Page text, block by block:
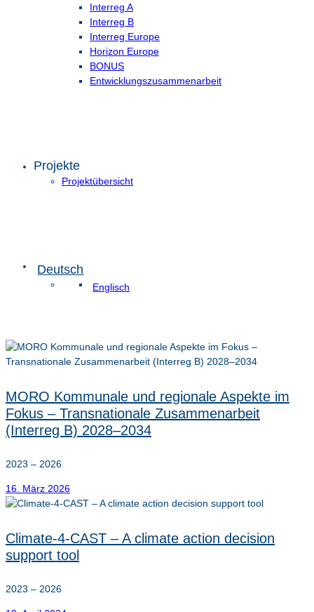
Interreg A
Interreg B
Interreg Europe
Horizon Europe
BONUS
Entwicklungs­zusammenarbeit
Projekte
Projektübersicht
Deutsch
Englisch
MORO Kommunale und regionale Aspekte im
Fokus – Transnationale Zusammenarbeit
(Interreg B) 2028–2034
2023 – 2026
16. März 2026
Climate-4-CAST – A climate action decision
support tool
2023 – 2026